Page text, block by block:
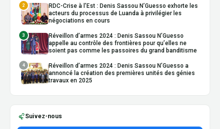
2
RDC-Crise à l’Est : Denis Sassou N’Guesso exhorte les
acteurs du processus de Luanda à privilégier les
négociations en cours
3
Réveillon d’armes 2024 : Denis Sassou N’Guesso
appelle au contrôle des frontières pour qu’elles ne
soient pas comme les passoires du grand banditisme
4
Réveillon d’armes 2024 : Denis Sassou N’Guesso a
annoncé la création des premières unités des génies
travaux en 2025
Suivez-nous